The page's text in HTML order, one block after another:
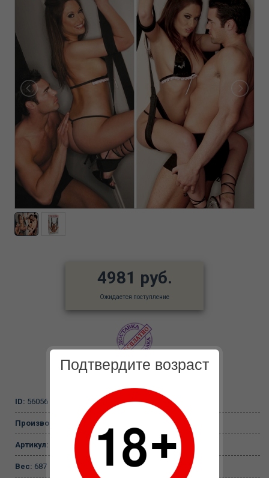
4981 руб.
Ожидается поступление
ID: 56056
Производитель: PipeDream, США
Артикул: PD2185-00
Вес: 687
Подтвердите возраст